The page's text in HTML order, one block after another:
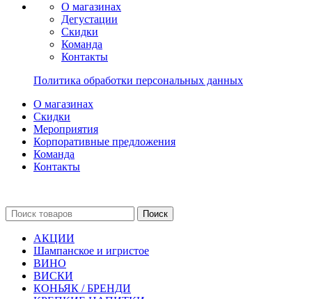
О магазинах
Дегустации
Скидки
Команда
Контакты
Политика обработки персональных данных
О магазинах
Скидки
Мероприятия
Корпоративные предложения
Команда
Контакты
Поиск
АКЦИИ
Шампанское и игристое
ВИНО
ВИСКИ
КОНЬЯК / БРЕНДИ